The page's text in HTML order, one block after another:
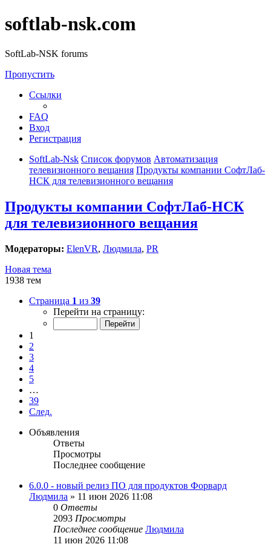
softlab-nsk.com
SoftLab-NSK forums
Пропустить
Ссылки
FAQ
Вход
Регистрация
SoftLab-Nsk Список форумов Автоматизация
телевизионного вещания Продукты компании СофтЛаб-
НСК для телевизионного вещания
Продукты компании СофтЛаб-НСК
для телевизионного вещания
Модераторы: ElenVR, Людмила, PR
Новая тема
1938 тем
Страница 1 из 39
Перейти на страницу:
1
2
3
4
5
…
39
След.
Объявления
Ответы
Просмотры
Последнее сообщение
6.0.0 - новый релиз ПО для продуктов Форвард
Людмила » 11 июн 2026 11:08
0 Ответы
2093 Просмотры
Последнее сообщение Людмила
11 июн 2026 11:08